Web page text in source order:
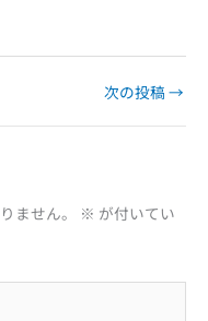
次の投稿 →
ません。 ※ が付いてい